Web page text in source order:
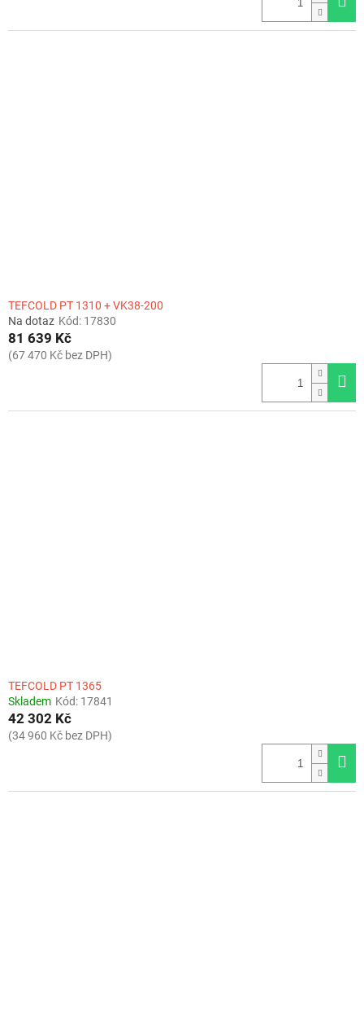
TEFCOLD PT 1310 + VK38-200
Na dotaz Kód: 17830
81 639 Kč
(67 470 Kč bez DPH)
TEFCOLD PT 1365
Skladem Kód: 17841
42 302 Kč
(34 960 Kč bez DPH)